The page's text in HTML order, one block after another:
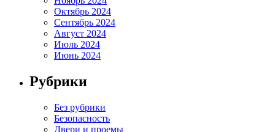
Октябрь 2024
Сентябрь 2024
Август 2024
Июль 2024
Июнь 2024
Рубрики
Без рубрики
Безопасность
Двери и проемы